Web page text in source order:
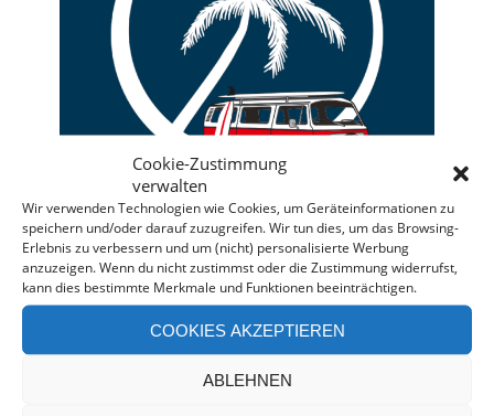
Cookie-Zustimmung
verwalten
Wir verwenden Technologien wie Cookies, um Geräteinformationen zu
speichern und/oder darauf zuzugreifen. Wir tun dies, um das Browsing-
Erlebnis zu verbessern und um (nicht) personalisierte Werbung
anzuzeigen. Wenn du nicht zustimmst oder die Zustimmung widerrufst,
kann dies bestimmte Merkmale und Funktionen beeinträchtigen.
COOKIES AKZEPTIEREN
ABLEHNEN
Deine individuelle Beratung bei der Campermiete
in Deutschland und Europa.
Bei einer Anfrage über diesen Banner erhältst Du